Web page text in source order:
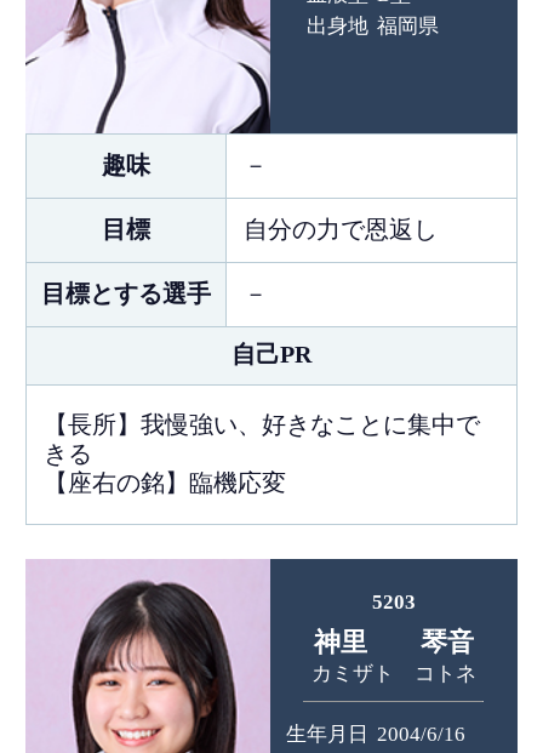
出身地 福岡県
趣味 －
目標 自分の力で恩返し
目標とする選手 －
自己PR
【長所】我慢強い、好きなことに集中で
きる
【座右の銘】臨機応変
5203
神里 琴音
カミザト コトネ
生年月日 2004/6/16